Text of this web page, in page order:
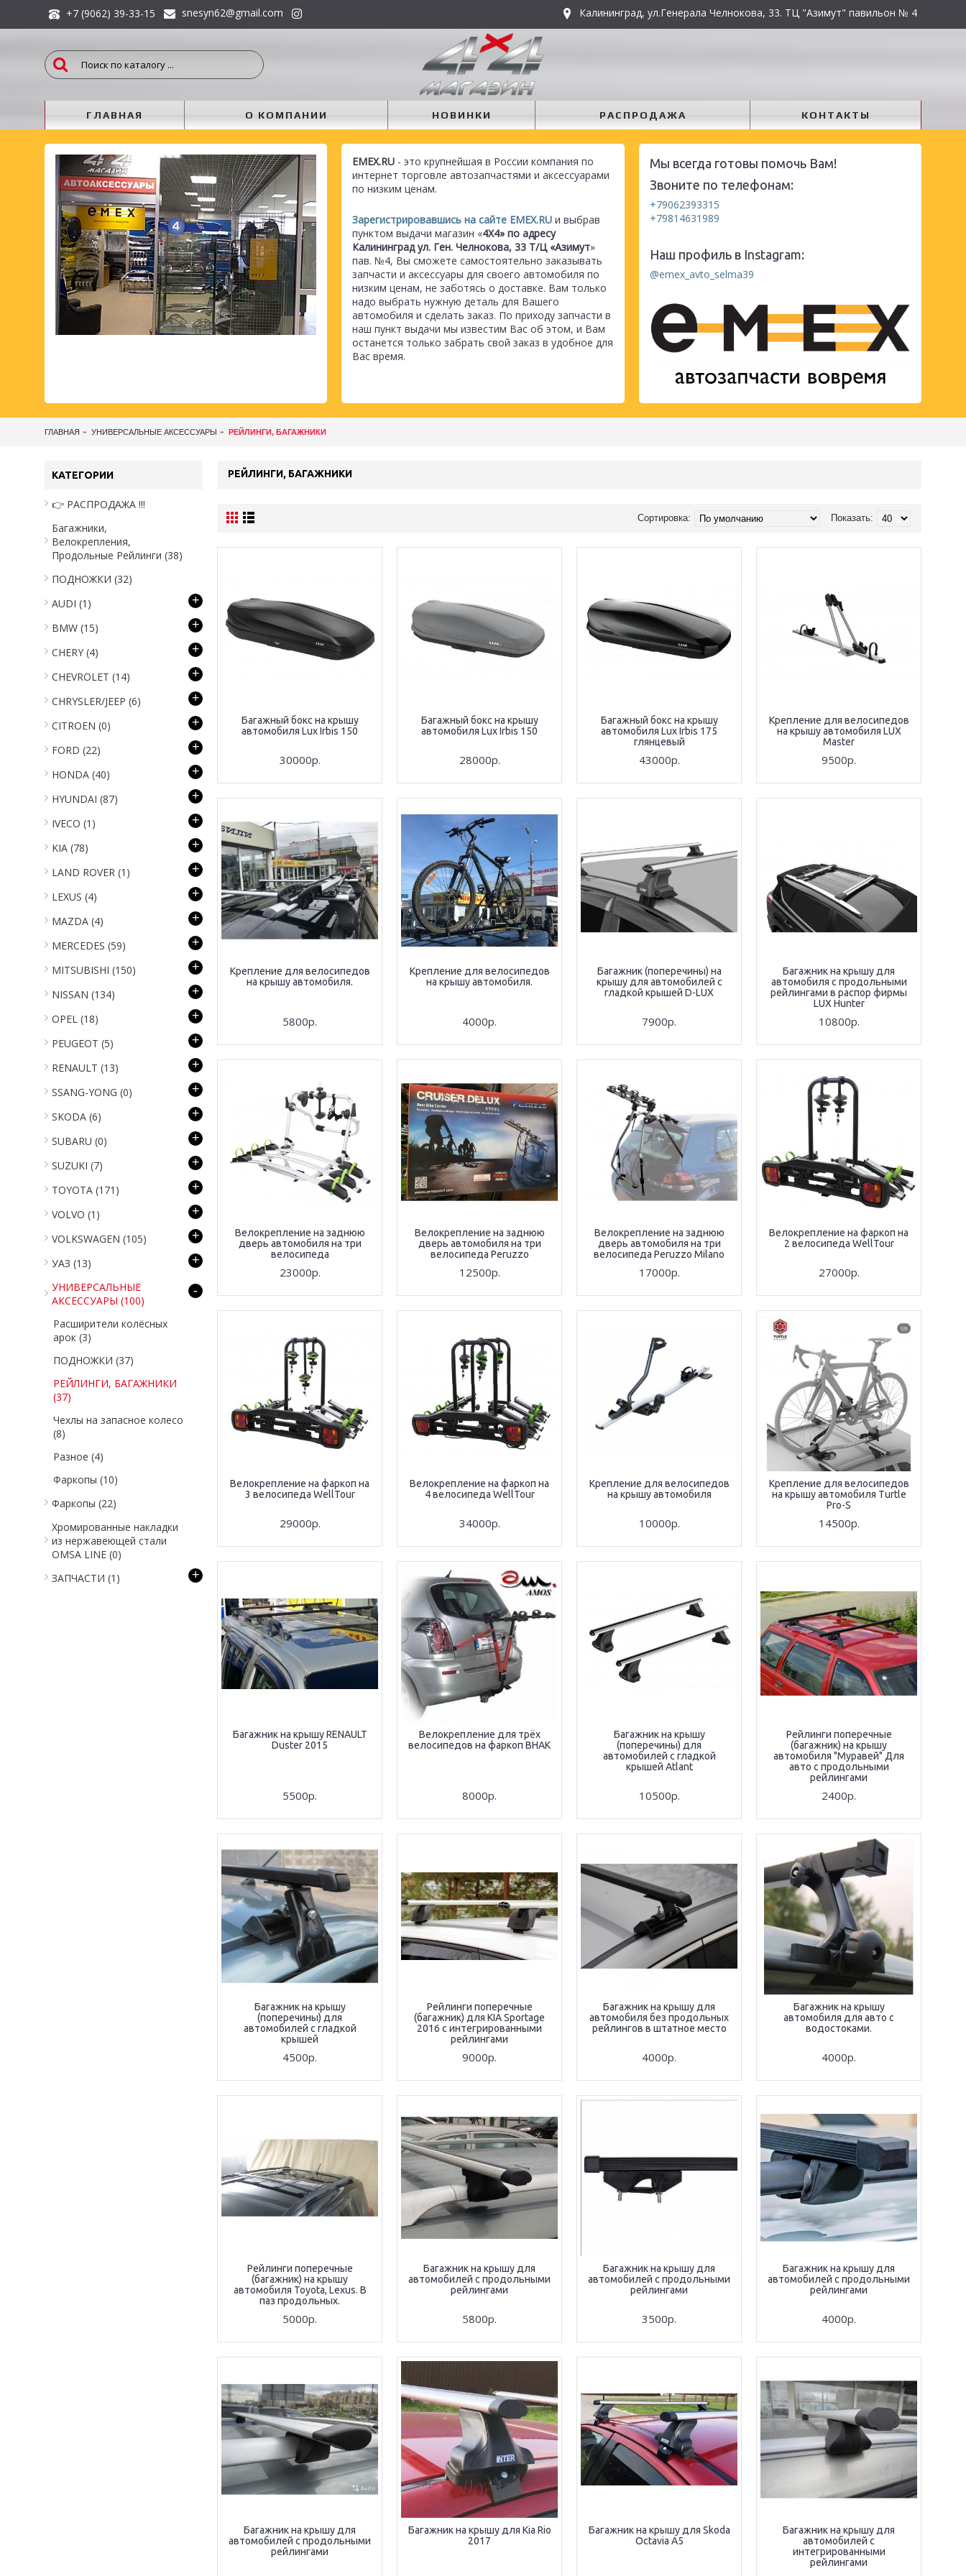
+7 (9062) 39-33-15 snesyn62@gmail.com Калининград, ул.Генерала Челнокова, 33. ТЦ "Азимут" павильон № 4
ГЛАВНАЯ О КОМПАНИИ НОВИНКИ РАСПРОДАЖА КОНТАКТЫ
EMEX.RU - это крупнейшая в России компания по
интернет торговле автозапчастями и аксессуарами
по низким ценам.
Зарегистрировавшись на сайте EMEX.RU и выбрав
пунктом выдачи магазин «4Х4» по адресу
Калининград ул. Ген. Челнокова, 33 Т/Ц «Азимут»
пав. №4, Вы сможете самостоятельно заказывать
запчасти и аксессуары для своего автомобиля по
низким ценам, не заботясь о доставке. Вам только
надо выбрать нужную деталь для Вашего
автомобиля и сделать заказ. По приходу запчасти в
наш пункт выдачи мы известим Вас об этом, и Вам
останется только забрать свой заказ в удобное для
Вас время.
Мы всегда готовы помочь Вам!
Звоните по телефонам:
+79062393315
+79814631989
Наш профиль в Instagram:
@emex_avto_selma39
ГЛАВНАЯ УНИВЕРСАЛЬНЫЕ АКСЕССУАРЫ РЕЙЛИНГИ, БАГАЖНИКИ
КАТЕГОРИИ
👉 РАСПРОДАЖА !!!
Багажники,
Велокрепления,
Продольные Рейлинги (38)
ПОДНОЖКИ (32)
AUDI (1) +
BMW (15) +
CHERY (4) +
CHEVROLET (14) +
CHRYSLER/JEEP (6) +
CITROEN (0) +
FORD (22) +
HONDA (40) +
HYUNDAI (87) +
IVECO (1) +
KIA (78) +
LAND ROVER (1) +
LEXUS (4) +
MAZDA (4) +
MERCEDES (59) +
MITSUBISHI (150) +
NISSAN (134) +
OPEL (18) +
PEUGEOT (5) +
RENAULT (13) +
SSANG-YONG (0) +
SKODA (6) +
SUBARU (0) +
SUZUKI (7) +
TOYOTA (171) +
VOLVO (1) +
VOLKSWAGEN (105) +
УАЗ (13) +
УНИВЕРСАЛЬНЫЕ
АКСЕССУАРЫ (100)
-
Расширители колёсных
арок (3)
ПОДНОЖКИ (37)
РЕЙЛИНГИ, БАГАЖНИКИ
(37)
Чехлы на запасное колесо
(8)
Разное (4)
Фаркопы (10)
Фаркопы (22)
Хромированные накладки
из нержавеющей стали
OMSA LINE (0)
ЗАПЧАСТИ (1) +
РЕЙЛИНГИ, БАГАЖНИКИ
Показать:
Сортировка:
Багажный бокс на крышу
автомобиля Lux Irbis 150
30000р.
Багажный бокс на крышу
автомобиля Lux Irbis 150
28000р.
Багажный бокс на крышу
автомобиля Lux Irbis 175
глянцевый
43000р.
Крепление для велосипедов
на крышу автомобиля LUX
Master
9500р.
Крепление для велосипедов
на крышу автомобиля.
5800р.
Крепление для велосипедов
на крышу автомобиля.
4000р.
Багажник (поперечины) на
крышу для автомобилей с
гладкой крышей D-LUX
7900р.
Багажник на крышу для
автомобиля с продольными
рейлингами в распор фирмы
LUX Hunter
10800р.
Велокрепление на заднюю
дверь автомобиля на три
велосипеда
23000р.
Велокрепление на заднюю
дверь автомобиля на три
велосипеда Peruzzo
12500р.
Велокрепление на заднюю
дверь автомобиля на три
велосипеда Peruzzo Milano
17000р.
Велокрепление на фаркоп на
2 велосипеда WellTour
27000р.
Велокрепление на фаркоп на
3 велосипеда WellTour
29000р.
Велокрепление на фаркоп на
4 велосипеда WellTour
34000р.
Крепление для велосипедов
на крышу автомобиля
10000р.
Крепление для велосипедов
на крышу автомобиля Turtle
Pro-S
14500р.
Багажник на крышу RENAULT
Duster 2015
5500р.
Велокрепление для трёх
велосипедов на фаркоп BHAK
8000р.
Багажник на крышу
(поперечины) для
автомобилей с гладкой
крышей Atlant
10500р.
Рейлинги поперечные
(багажник) на крышу
автомобиля "Муравей" Для
авто с продольными
рейлингами
2400р.
Багажник на крышу
(поперечины) для
автомобилей с гладкой
крышей
4500р.
Рейлинги поперечные
(багажник) для KIA Sportage
2016 с интегрированными
рейлингами
9000р.
Багажник на крышу для
автомобиля без продольных
рейлингов в штатное место
4000р.
Багажник на крышу
автомобиля для авто с
водостоками.
4000р.
Рейлинги поперечные
(багажник) на крышу
автомобиля Toyota, Lexus. В
паз продольных.
5000р.
Багажник на крышу для
автомобилей с продольными
рейлингами
5800р.
Багажник на крышу для
автомобилей с продольными
рейлингами
3500р.
Багажник на крышу для
автомобилей с продольными
рейлингами
4000р.
Багажник на крышу для
автомобилей с продольными
рейлингами
Багажник на крышу для Kia Rio
2017
Багажник на крышу для Skoda
Octavia A5
Багажник на крышу для
автомобилей с
интегрированными
рейлингами